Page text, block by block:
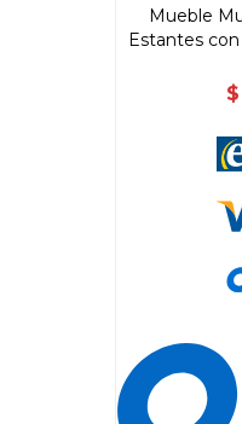
Mueble
Estantes con
$